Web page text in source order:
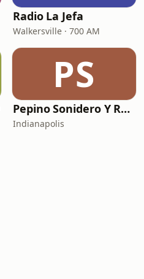
Radio La Jefa
Walkersville · 700 AM
PS
Pepino Sonidero Y Romantico Radio
Indianapolis